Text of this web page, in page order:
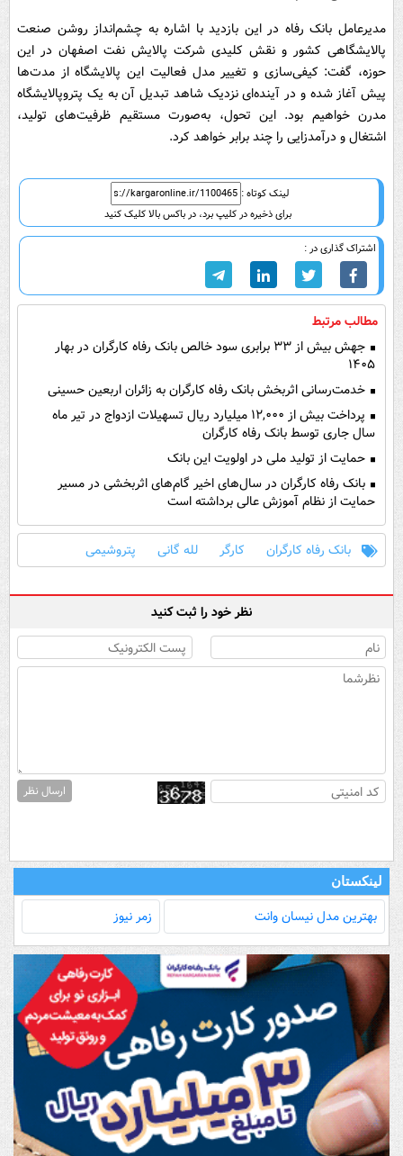
مدیرعامل بانک رفاه در این بازدید با اشاره به چشم‌انداز روشن صنعت
پالایشگاهی کشور و نقش کلیدی شرکت پالایش نفت اصفهان در این
حوزه، گفت: کیفی‌سازی و تغییر مدل فعالیت این پالایشگاه از مدت‌ها
پیش آغاز شده و در آینده‌ای نزدیک شاهد تبدیل آن به یک پتروپالایشگاه
مدرن خواهیم بود. این تحول، به‌صورت مستقیم ظرفیت‌های تولید،
اشتغال و درآمدزایی را چند برابر خواهد کرد.
لینک کوتاه :
برای ذخیره در کلیپ برد، در باکس بالا کلیک کنید
اشتراک گذاری در :
مطالب مرتبط
جهش بیش از ۳۳ برابری سود خالص بانک رفاه کارگران در بهار
۱۴۰۵
خدمت‌رسانی اثربخش بانک رفاه کارگران به زائران اربعین حسینی
پرداخت بیش از ۱۲,۰۰۰ میلیارد ریال تسهیلات ازدواج در تیر ماه
سال جاری توسط بانک رفاه کارگران
حمایت از تولید ملی در اولویت این بانک
بانک رفاه کارگران در سال‌های اخیر گام‌های اثربخشی در مسیر
حمایت از نظام آموزش عالی برداشته است
بانک رفاه کارگران کارگر لله گانی پتروشیمی
نظر خود را ثبت کنید
ارسال نظر
لینکستان
بهترین مدل‌ نیسان وانت زمر نیوز